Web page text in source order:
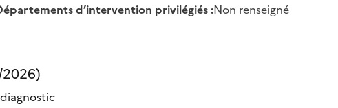
d’intervention privilégiés:Non renseigné
)